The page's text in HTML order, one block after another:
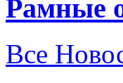
Рамные
Все